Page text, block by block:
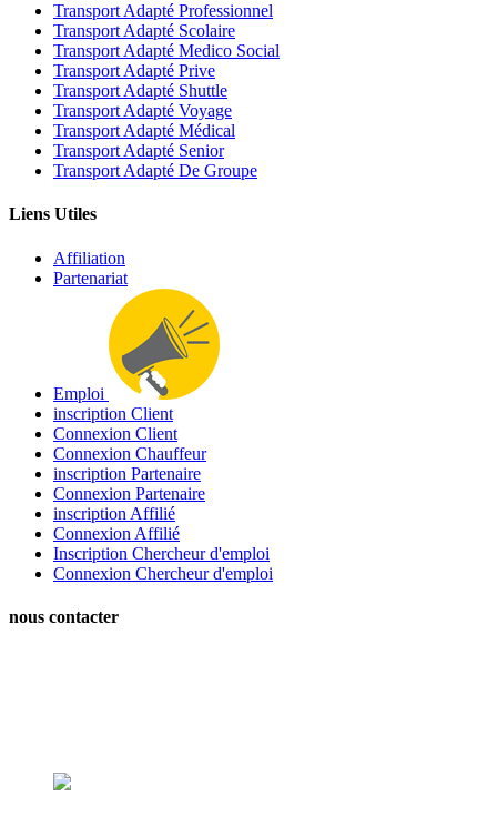
Transport Adapté Professionnel
Transport Adapté Scolaire
Transport Adapté Medico Social
Transport Adapté Prive
Transport Adapté Shuttle
Transport Adapté Voyage
Transport Adapté Médical
Transport Adapté Senior
Transport Adapté De Groupe
Liens Utiles
Affiliation
Partenariat
Emploi
inscription Client
Connexion Client
Connexion Chauffeur
inscription Partenaire
Connexion Partenaire
inscription Affilié
Connexion Affilié
Inscription Chercheur d'emploi
Connexion Chercheur d'emploi
nous contacter